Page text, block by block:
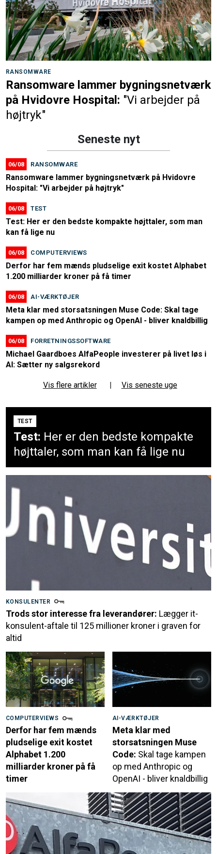
RANSOMWARE
Ransomware lammer bygningsnetværk
på Hvidovre Hospital: "Vi arbejder på
højtryk"
Seneste nyt
06/08 RANSOMWARE
Ransomware lammer bygningsnetværk på Hvidovre
Hospital: "Vi arbejder på højtryk"
06/08 TEST
Test: Her er den bedste kompakte højttaler, som man
kan få lige nu
06/08 COMPUTERVIEWS
Derfor har fem mænds pludselige exit kostet Alphabet
1.200 milliarder kroner på få timer
06/08 AI-VÆRKTØJER
Meta klar med storsatsningen Muse Code: Skal tage
kampen op med Anthropic og OpenAI - bliver knaldbillig
06/08 FORRETNINGSSOFTWARE
Michael Gaardboes AlfaPeople investerer på livet løs i
AI: Sætter ny salgsrekord
Vis flere artikler | Vis seneste uge
TEST
Test: Her er den bedste kompakte
højttaler, som man kan få lige nu
KONSULENTER
Trods stor interesse fra leverandører: Lægger it-
konsulent-aftale til 125 millioner kroner i graven for
altid
COMPUTERVIEWS
Derfor har fem mænds
pludselige exit kostet
Alphabet 1.200
milliarder kroner på få
timer
AI-VÆRKTØJER
Meta klar med
storsatsningen Muse
Code: Skal tage kampen
op med Anthropic og
OpenAI - bliver knaldbillig